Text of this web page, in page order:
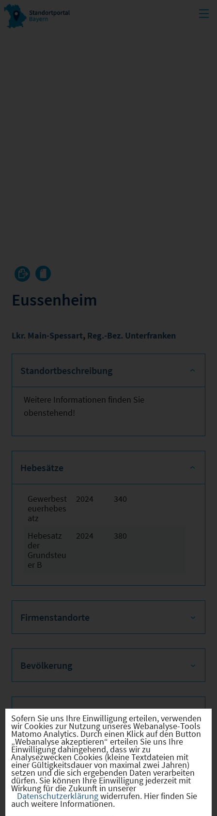
Eussenheim
Lkr. Main-Spessart, Reg.-Bez. Unterfranken
Standortbeschreibung
Weitere Informationen finden Sie
obenstehend!
Hebesätze
Gewerbest
euerhebes
atz
2024 340
Hebesatz
der
Grundsteu
er B
2024 380
Firmenstandorte
Bevölkerung
Sozialvers. Beschäftigte
Verkehrsinfrastruktur
Kommunale Infrastruktur
Sofern Sie uns Ihre Einwilligung erteilen, verwenden
wir Cookies zur Nutzung unseres Webanalyse-Tools
Matomo Analytics. Durch einen Klick auf den Button
„Webanalyse akzeptieren“ erteilen Sie uns Ihre
Einwilligung dahingehend, dass wir zu
Analysezwecken Cookies (kleine Textdateien mit
einer Gültigkeitsdauer von maximal zwei Jahren)
setzen und die sich ergebenden Daten verarbeiten
dürfen. Sie können Ihre Einwilligung jederzeit mit
Wirkung für die Zukunft in unserer
Datenschutzerklärungwiderrufen. Hier finden Sie
auch weitere Informationen.